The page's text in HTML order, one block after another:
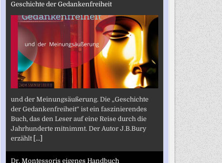
Geschichte der Gedankenfreiheit
und der Meinungsäußerung. Die „Geschichte
der Gedankenfreiheit“ ist ein faszinierendes
Buch, das den Leser auf eine Reise durch die
Jahrhunderte mitnimmt. Der Autor J.B.Bury
erzählt [...]
Dr. Montessoris eigenes Handbuch